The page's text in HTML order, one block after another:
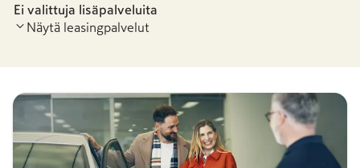
Ei valittuja lisäpalveluita
Näytä leasingpalvelut